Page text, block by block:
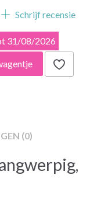
Schrijf recensie
31/08/2026
(0)